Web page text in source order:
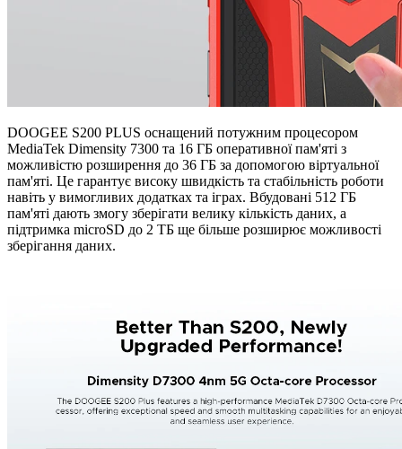
DOOGEE S200 PLUS оснащений потужним процесором
MediaTek Dimensity 7300 та 16 ГБ оперативної пам'яті з
можливістю розширення до 36 ГБ за допомогою віртуальної
пам'яті. Це гарантує високу швидкість та стабільність роботи
навіть у вимогливих додатках та іграх. Вбудовані 512 ГБ
пам'яті дають змогу зберігати велику кількість даних, а
підтримка microSD до 2 ТБ ще більше розширює можливості
зберігання даних.